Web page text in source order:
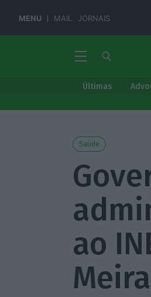
MENU MAIL JORNAIS
Últimas
Saúde
ao